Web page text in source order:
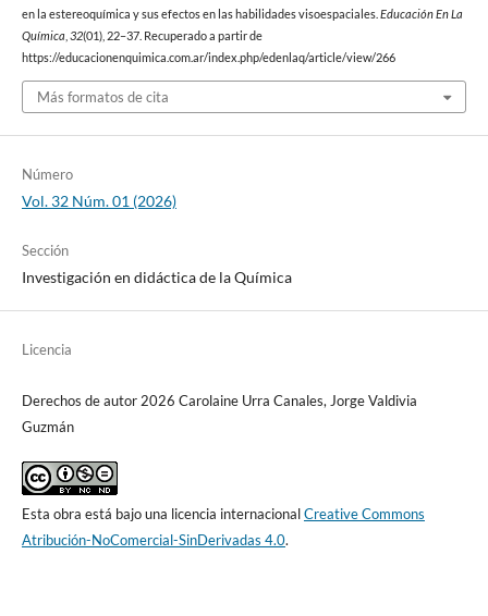
en la estereoquímica y sus efectos en las habilidades visoespaciales. Educación En La
Química 32(01), 22–37. Recuperado a partir de
https://educacionenquimica.com.ar/index.php/edenlaq/article/view/266
Más formatos de cita
Número
Vol. 32 Núm. 01 (2026)
Sección
Investigación en didáctica de la Química
Licencia
Derechos de autor 2026 Carolaine Urra Canales, Jorge Valdivia
Guzmán
Esta obra está bajo una licencia internacionalCreative Commons
Atribución-NoComercial-SinDerivadas 4.0.